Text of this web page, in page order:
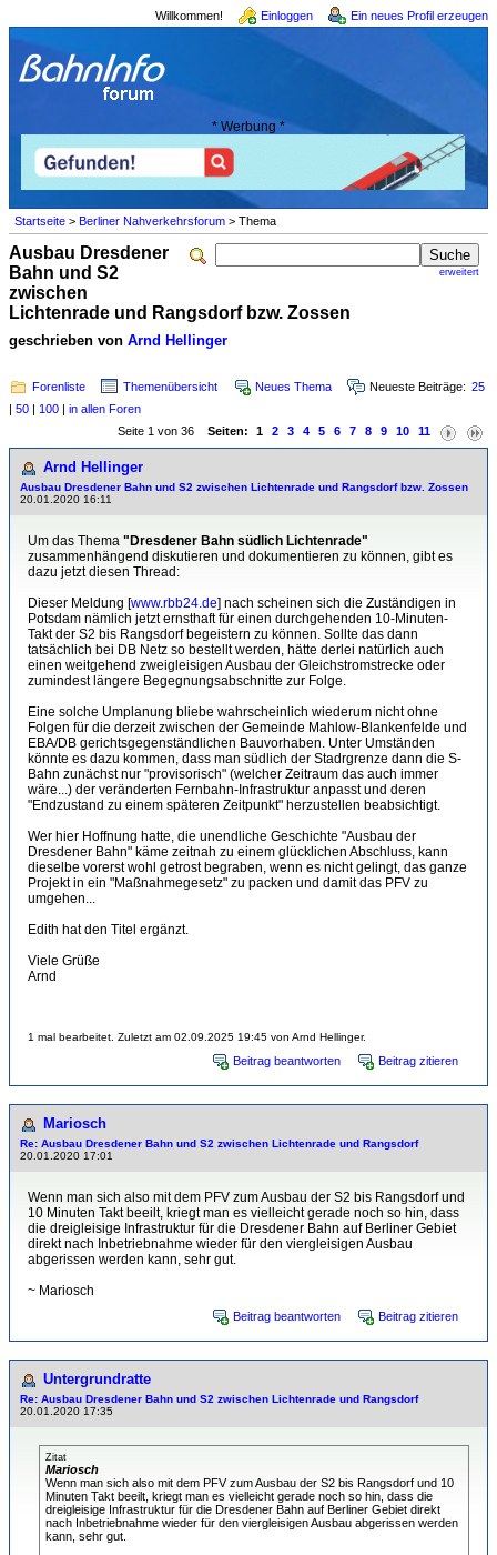
Willkommen! Einloggen Ein neues Profil erzeugen
* Werbung *
Startseite > Berliner Nahverkehrsforum > Thema
erweitert
Ausbau Dresdener
Bahn und S2
zwischen
Lichtenrade und Rangsdorf bzw. Zossen
geschrieben von Arnd Hellinger
Forenliste Themenübersicht Neues Thema Neueste Beiträge: 25
| 50 | 100 | in allen Foren
Seite 1 von 36 Seiten: 1 2 3 4 5 6 7 8 9 10 11
Arnd Hellinger
Ausbau Dresdener Bahn und S2 zwischen Lichtenrade und Rangsdorf bzw. Zossen
20.01.2020 16:11
Um das Thema "Dresdener Bahn südlich Lichtenrade"
zusammenhängend diskutieren und dokumentieren zu können, gibt es
dazu jetzt diesen Thread:
Dieser Meldung [www.rbb24.de] nach scheinen sich die Zuständigen in
Potsdam nämlich jetzt ernsthaft für einen durchgehenden 10-Minuten-
Takt der S2 bis Rangsdorf begeistern zu können. Sollte das dann
tatsächlich bei DB Netz so bestellt werden, hätte derlei natürlich auch
einen weitgehend zweigleisigen Ausbau der Gleichstromstrecke oder
zumindest längere Begegnungsabschnitte zur Folge.
Eine solche Umplanung bliebe wahrscheinlich wiederum nicht ohne
Folgen für die derzeit zwischen der Gemeinde Mahlow-Blankenfelde und
EBA/DB gerichtsgegenständlichen Bauvorhaben. Unter Umständen
könnte es dazu kommen, dass man südlich der Stadrgrenze dann die S-
Bahn zunächst nur "provisorisch" (welcher Zeitraum das auch immer
wäre...) der veränderten Fernbahn-Infrastruktur anpasst und deren
"Endzustand zu einem späteren Zeitpunkt" herzustellen beabsichtigt.
Wer hier Hoffnung hatte, die unendliche Geschichte "Ausbau der
Dresdener Bahn" käme zeitnah zu einem glücklichen Abschluss, kann
dieselbe vorerst wohl getrost begraben, wenn es nicht gelingt, das ganze
Projekt in ein "Maßnahmegesetz" zu packen und damit das PFV zu
umgehen...
Edith hat den Titel ergänzt.
Viele Grüße
Arnd
1 mal bearbeitet. Zuletzt am 02.09.2025 19:45 von Arnd Hellinger.
Beitrag beantworten Beitrag zitieren
Mariosch
Re: Ausbau Dresdener Bahn und S2 zwischen Lichtenrade und Rangsdorf
20.01.2020 17:01
Wenn man sich also mit dem PFV zum Ausbau der S2 bis Rangsdorf und
10 Minuten Takt beeilt, kriegt man es vielleicht gerade noch so hin, dass
die dreigleisige Infrastruktur für die Dresdener Bahn auf Berliner Gebiet
direkt nach Inbetriebnahme wieder für den viergleisigen Ausbau
abgerissen werden kann, sehr gut.
~ Mariosch
Beitrag beantworten Beitrag zitieren
Untergrundratte
Re: Ausbau Dresdener Bahn und S2 zwischen Lichtenrade und Rangsdorf
20.01.2020 17:35
Zitat
Mariosch
Wenn man sich also mit dem PFV zum Ausbau der S2 bis Rangsdorf und 10
Minuten Takt beeilt, kriegt man es vielleicht gerade noch so hin, dass die
dreigleisige Infrastruktur für die Dresdener Bahn auf Berliner Gebiet direkt
nach Inbetriebnahme wieder für den viergleisigen Ausbau abgerissen werden
kann, sehr gut.